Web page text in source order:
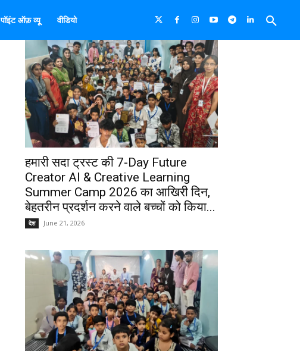
पॉइंट ऑफ़ व्यू वीडियो
हमारी सदा ट्रस्ट की 7-Day Future
Creator AI & Creative Learning
Summer Camp 2026 का आखिरी दिन,
बेहतरीन प्रदर्शन करने वाले बच्चों को किया...
देश June 21, 2026